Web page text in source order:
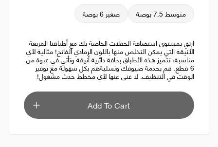
متوسط 7.5 بوصة
صغير 6 بوصة
ارتقِ بمستوى استضافة الحفلات الخاصة بك مع أطباقنا المربعة
الأنيقة التي يمكن التخلص منها باللون الرمادي الفاتح! مثالية لأي
مناسبة، تتميز هذه الأطباق بحافة دائرية أنيقة وتأتي في عبوة من
6 قطع. قم بخدمة ضيوفك وتسليةهم بكل سهولة مع توفير
الوقت في التنظيف. لا غنى عنها لأي مخطط حدث مشغول!
Add To Cart